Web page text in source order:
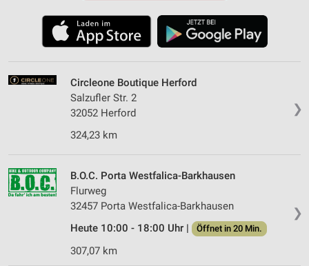
❯
Circleone Boutique Herford
Salzufler Str. 2
32052 Herford
324,23 km
❯
B.O.C. Porta Westfalica-Barkhausen
Flurweg
32457 Porta Westfalica-Barkhausen
Heute 10:00 - 18:00 Uhr |
Öffnet in 20 Min.
307,07 km